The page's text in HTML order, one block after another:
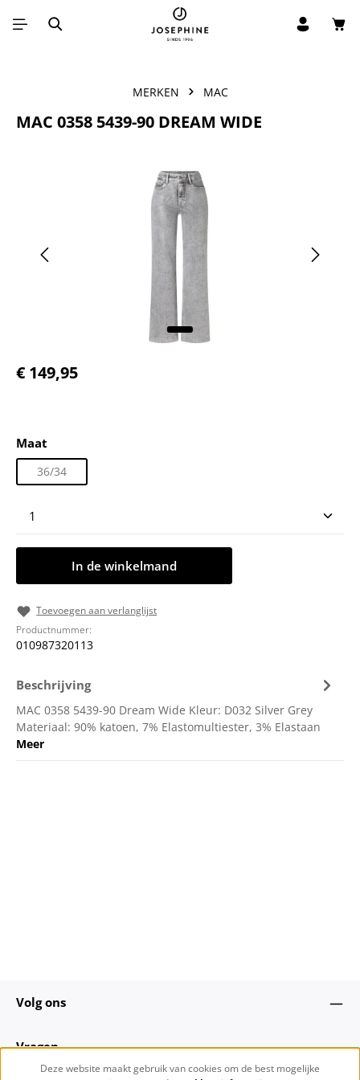
Ga naar de hoofdinhoud
MERKEN MAC
MAC 0358 5439-90 DREAM WIDE
Afbeeldingengalerij overslaan
Normale prijs:
€ 149,95
Selecteer
Maat
36/34
Producthoeveelheid: Voer de gewenste
In de winkelmand
Toevoegen aan verlanglijst
Productnummer:
010987320113
Beschrijving
MAC 0358 5439-90 Dream Wide Kleur: D032 Silver Grey
Materiaal: 90% katoen, 7% Elastomultiester, 3% Elastaan
Meer
Volg ons
Vragen
Deze website maakt gebruik van cookies om de best mogelijke